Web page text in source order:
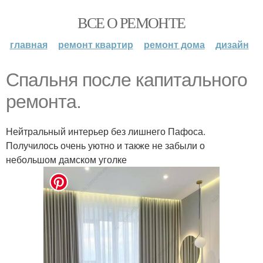
ВСЕ О РЕМОНТЕ
главная ремонт квартир ремонт дома дизайн
Спальня после капитального
ремонта.
Нейтральный интерьер без лишнего Пафоса.
Получилось очень уютно и также не забыли о
небольшом дамском уголке